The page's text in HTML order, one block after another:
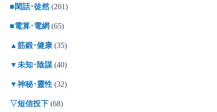
■閑話･徒然(201)
■電算･電網 (65)
▲筋鍛･健康 (35)
▼未知･陰謀 (40)
▼神秘･靈性 (32)
▽短信投下 (68)